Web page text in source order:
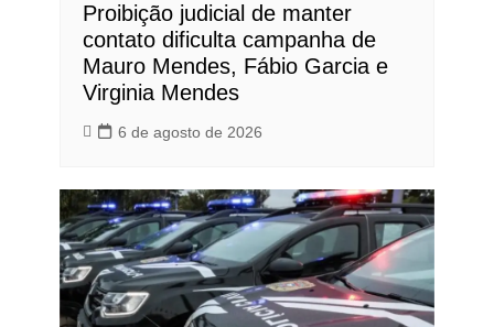
Proibição judicial de manter
contato dificulta campanha de
Mauro Mendes, Fábio Garcia e
Virginia Mendes
6 de agosto de 2026